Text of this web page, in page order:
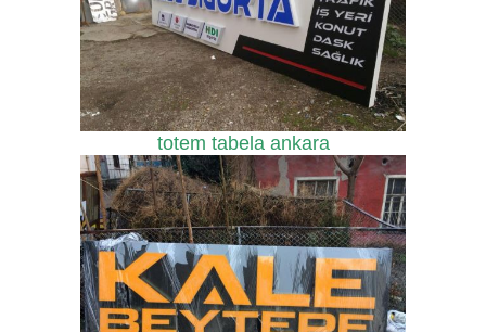
totem tabela ankara